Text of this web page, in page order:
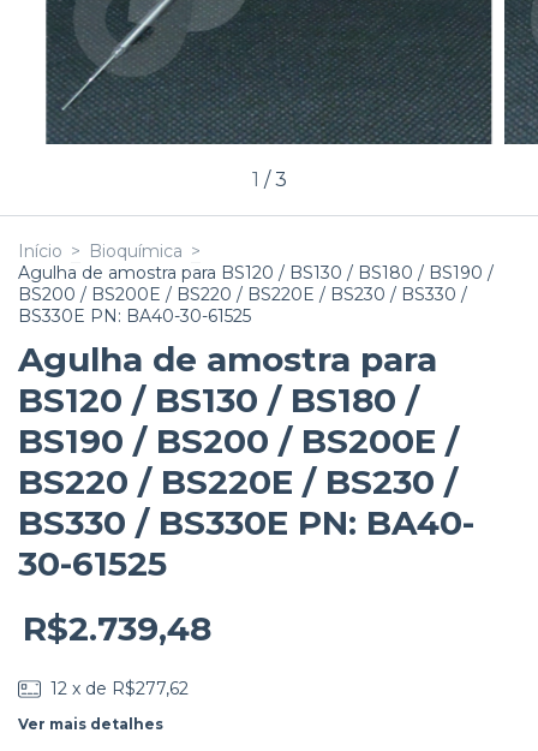
1 /3
Início > Bioquímica >
Agulha de amostra para BS120 / BS130 / BS180 / BS190 /
BS200 / BS200E / BS220 / BS220E / BS230 / BS330 /
BS330E PN: BA40-30-61525
Agulha de amostra para
BS120 / BS130 / BS180 /
BS190 / BS200 / BS200E /
BS220 / BS220E / BS230 /
BS330 / BS330E PN: BA40-
30-61525
R$2.739,48
12 x de R$277,62
Ver mais detalhes